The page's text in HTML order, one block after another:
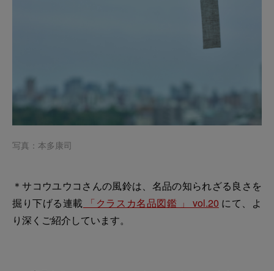
写真：本多康司
＊サコウユウコさんの風鈴は、名品の知られざる良さを
掘り下げる連載 「クラスカ名品図鑑 」 vol.20 にて、よ
り深くご紹介しています。